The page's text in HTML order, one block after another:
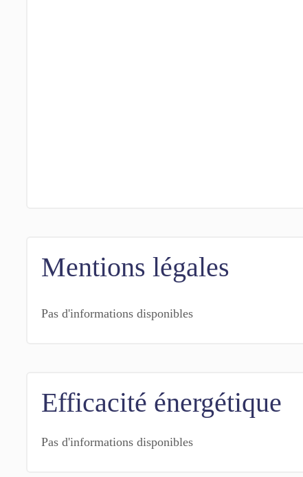
Mentions légales
Pas d'informations disponibles
Efficacité énergétique
Pas d'informations disponibles